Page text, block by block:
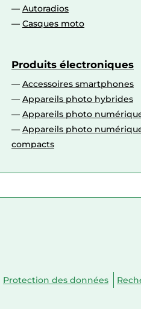
Autoradios
Casques moto
Produits électroniques
Accessoires smartphones
Appareils photo hybrides
Appareils photo
Appareils photo
compacts
Protection des données